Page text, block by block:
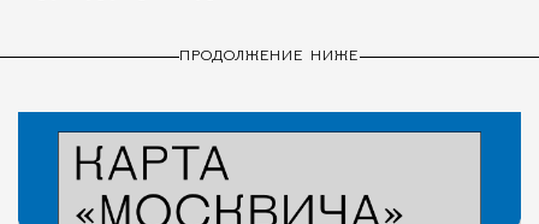
ПРОДОЛЖЕНИЕ НИЖЕ